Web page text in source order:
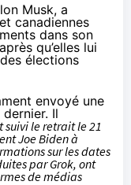
Musk, a
canadiennes
dans son
qu’elles lui
élections
envoyé une
Il
suivi le retrait le 21
Joe Biden à
sur les dates
par Grok, ont
de médias